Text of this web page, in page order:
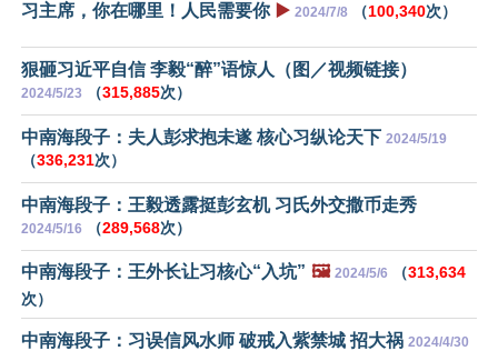
习主席，你在哪里！人民需要你 ▶️ 2024/7/8 （100,340次）
狠砸习近平自信 李毅“醉”语惊人（图／视频链接）
2024/5/23 （315,885次）
中南海段子：夫人彭求抱未遂 核心习纵论天下 2024/5/19
（336,231次）
中南海段子：王毅透露挺彭玄机 习氏外交撒币走秀
2024/5/16 （289,568次）
中南海段子：王外长让习核心“入坑” 🖼️ 2024/5/6 （313,634
次）
中南海段子：习误信风水师 破戒入紫禁城 招大祸 2024/4/30